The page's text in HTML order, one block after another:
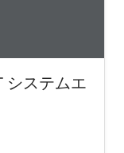
システムエ